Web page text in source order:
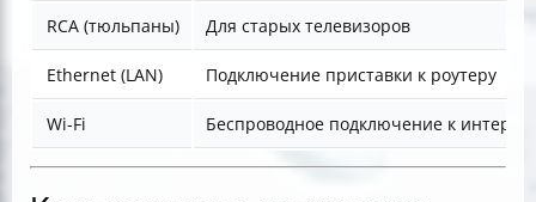
RCA (тюльпаны) Для старых телевизоров
Ethernet (LAN) Подключение приставки к роутеру
Wi-Fi Беспроводное подключение к